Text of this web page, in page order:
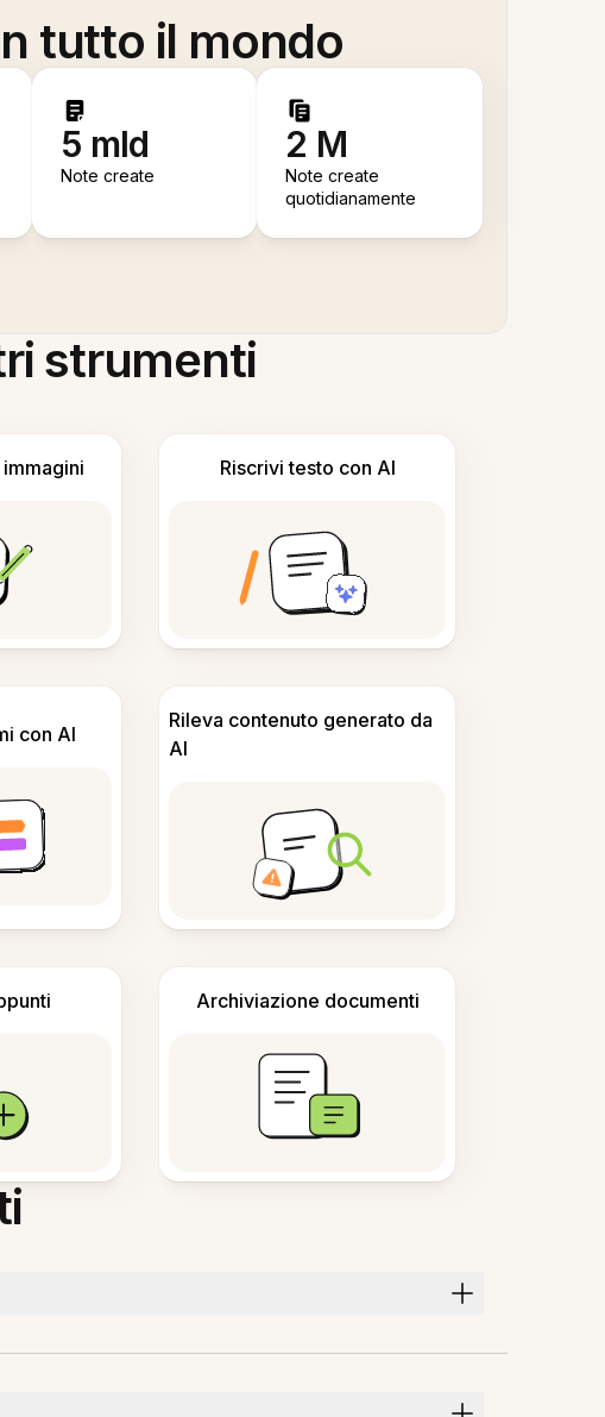
tutto il mondo
5 mld
Note create
2 M
Note create
quotidianamente
strumenti
Riscrivi testo con AI
con AI
Rileva contenuto generato da
AI
Archiviazione documenti